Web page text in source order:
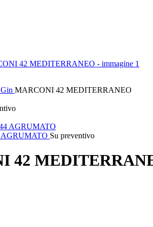
Gin MARCONI 42 MEDITERRANEO
Su preventivo
42